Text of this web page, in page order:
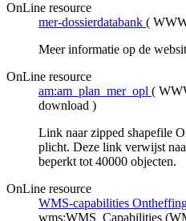
OnLine resource
mer-dossierdatabank (
Meer informatie op de
OnLine resource
am:am_plan_mer_opl (
download )
Link naar zipped shapefile
plicht. Deze link verwijst
beperkt tot 40000 objecten.
OnLine resource
WMS-capabilities
wms:WMS_Capabilities